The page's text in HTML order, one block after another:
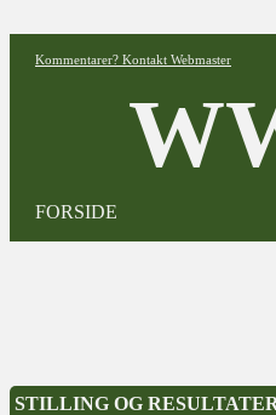
Kommentarer? Kontakt Webmaster
FORSIDE
STILLING OG